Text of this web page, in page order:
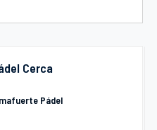
Cerca
Pádel